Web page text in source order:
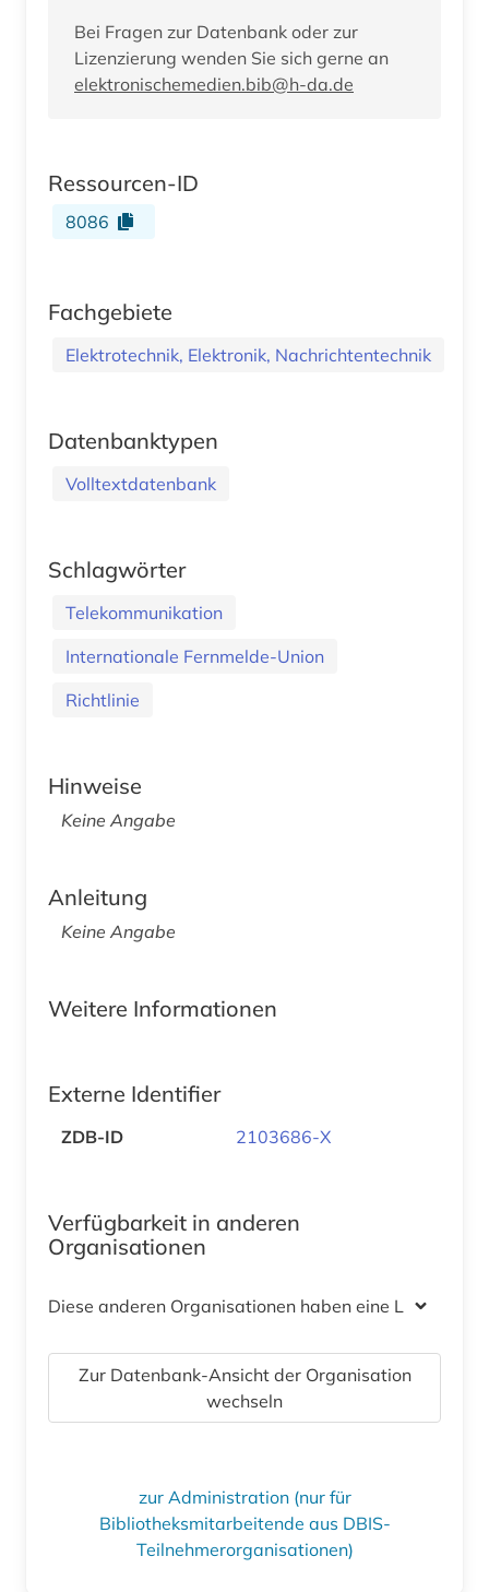
Bei Fragen zur Datenbank oder zur
Lizenzierung wenden Sie sich gerne an
elektronischemedien.bib@h-da.de
Ressourcen-ID
8086
Fachgebiete
Elektrotechnik, Elektronik, Nachrichtentechnik
Datenbanktypen
Volltextdatenbank
Schlagwörter
Telekommunikation
Internationale Fernmelde-Union
Richtlinie
Hinweise
Keine Angabe
Anleitung
Keine Angabe
Weitere Informationen
Externe Identifier
ZDB-ID 2103686-X
Verfügbarkeit in anderen
Organisationen
Diese anderen Organisationen haben eine Lizenz
Zur Datenbank-Ansicht der Organisation
wechseln
zur Administration (nur für
Bibliotheksmitarbeitende aus DBIS-
Teilnehmerorganisationen)